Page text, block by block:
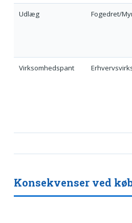
Udlæg Fogedret/
Virksomhedspant
Konsekvenser ved